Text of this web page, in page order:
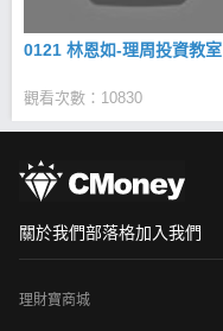
0121 林恩如-理周投資教室
觀看次數：10830
關於我們部落格加入我們
理財寶商城